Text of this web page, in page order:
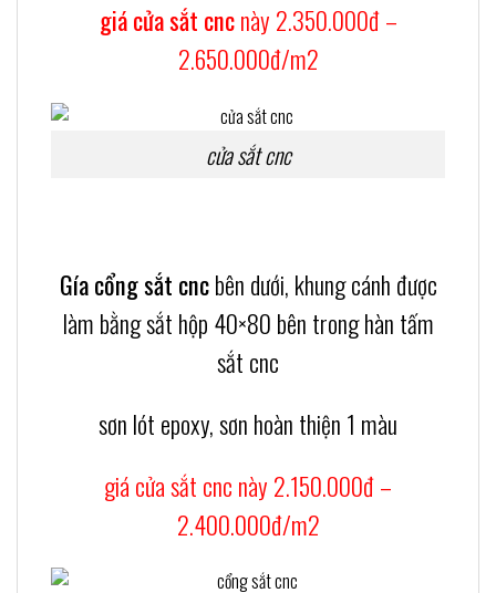
giá cửa sắt cncnày 2.350.000đ –
2.650.000đ/m2
cửa sắt cnc
Gía cổng sắt cncbên dưới, khung cánh được
làm bằng sắt hộp 40×80 bên trong hàn tấm
sắt cnc
sơn lót epoxy, sơn hoàn thiện 1 màu
giá cửa sắt cnc này 2.150.000đ –
2.400.000đ/m2